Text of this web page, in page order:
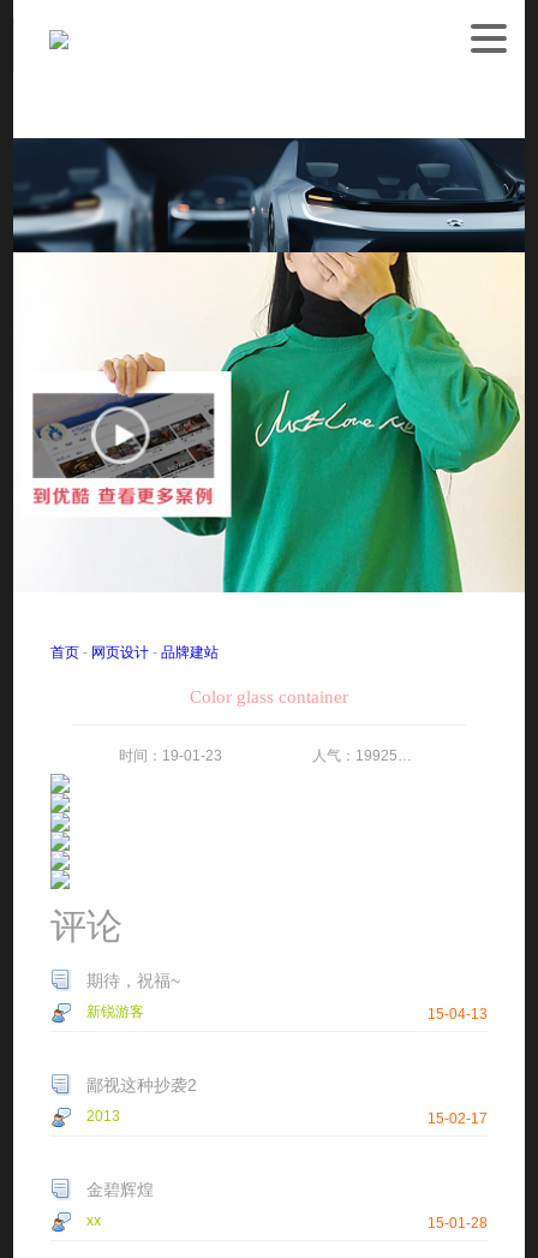
首页 - 网页设计 -品牌建站
Color glass container
时间：19-01-23 人气：19925 评论：22
评论
期待，祝福~
15-04-13
新锐游客
鄙视这种抄袭2
15-02-17
2013
金碧辉煌
15-01-28
xx